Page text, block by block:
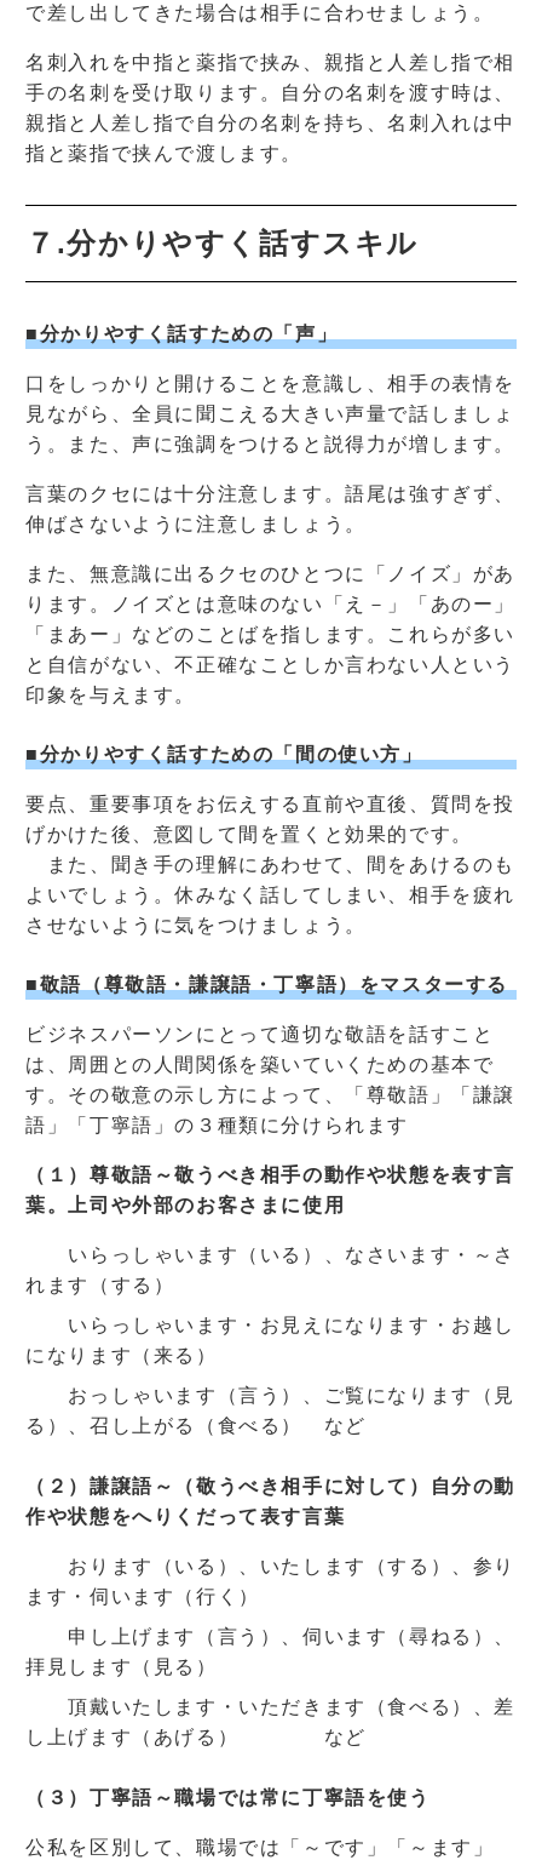
で差し出してきた場合は相手に合わせましょう。
名刺入れを中指と薬指で挟み、親指と人差し指で相
手の名刺を受け取ります。自分の名刺を渡す時は、
親指と人差し指で自分の名刺を持ち、名刺入れは中
指と薬指で挟んで渡します。
７.分かりやすく話すスキル
■分かりやすく話すための「声」
口をしっかりと開けることを意識し、相手の表情を
見ながら、全員に聞こえる大きい声量で話しましょ
う。また、声に強調をつけると説得力が増します。
言葉のクセには十分注意します。語尾は強すぎず、
伸ばさないように注意しましょう。
また、無意識に出るクセのひとつに「ノイズ」があ
ります。ノイズとは意味のない「え－」「あのー」
「まあー」などのことばを指します。これらが多い
と自信がない、不正確なことしか言わない人という
印象を与えます。
■分かりやすく話すための「間の使い方」
要点、重要事項をお伝えする直前や直後、質問を投
げかけた後、意図して間を置くと効果的です。
また、聞き手の理解にあわせて、間をあけるのも
よいでしょう。休みなく話してしまい、相手を疲れ
させないように気をつけましょう。
■敬語（尊敬語・謙譲語・丁寧語）をマスターする
ビジネスパーソンにとって適切な敬語を話すこと
は、周囲との人間関係を築いていくための基本で
す。その敬意の示し方によって、「尊敬語」「謙譲
語」「丁寧語」の３種類に分けられます
（１）尊敬語～敬うべき相手の動作や状態を表す言
葉。上司や外部のお客さまに使用
いらっしゃいます（いる）、なさいます・～さ
れます（する）
いらっしゃいます・お見えになります・お越し
になります（来る）
おっしゃいます（言う）、ご覧になります（見
る）、召し上がる（食べる） など
（２）謙譲語～（敬うべき相手に対して）自分の動
作や状態をへりくだって表す言葉
おります（いる）、いたします（する）、参り
ます・伺います（行く）
申し上げます（言う）、伺います（尋ねる）、
拝見します（見る）
頂戴いたします・いただきます（食べる）、差
し上げます（あげる） など
（３）丁寧語～職場では常に丁寧語を使う
公私を区別して、職場では「～です」「～ます」